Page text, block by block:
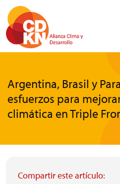
Pasar
contenido
principal
Argentina, Brasil y
esfuerzos para
climática en Triple
Compartir este artículo: